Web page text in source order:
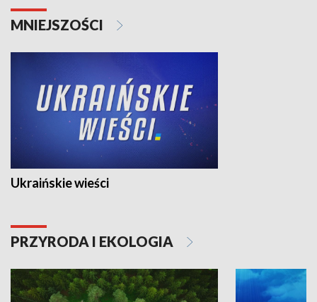
MNIEJSZOŚCI
Ukraińskie wieści
PRZYRODA I EKOLOGIA